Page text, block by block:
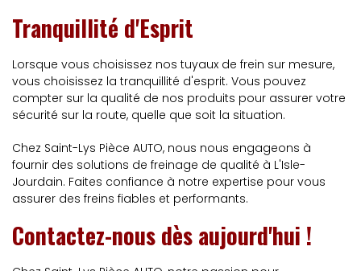
Tranquillité d'Esprit
Lorsque vous choisissez nos tuyaux de frein sur mesure,
vous choisissez la tranquillité d'esprit. Vous pouvez
compter sur la qualité de nos produits pour assurer votre
sécurité sur la route, quelle que soit la situation.
Chez Saint-Lys Pièce AUTO, nous nous engageons à
fournir des solutions de freinage de qualité à L'Isle-
Jourdain. Faites confiance à notre expertise pour vous
assurer des freins fiables et performants.
Contactez-nous dès aujourd'hui !